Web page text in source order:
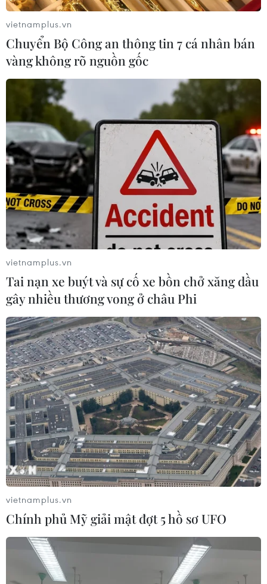
TIN CÙNG CHUYÊN MỤC
vietnamplus.vn
Chuyển Bộ Công an thông tin 7 cá nhân bán
vàng không rõ nguồn gốc
vietnamplus.vn
Tai nạn xe buýt và sự cố xe bồn chở xăng dầu
gây nhiều thương vong ở châu Phi
vietnamplus.vn
Chính phủ Mỹ giải mật đợt 5 hồ sơ UFO